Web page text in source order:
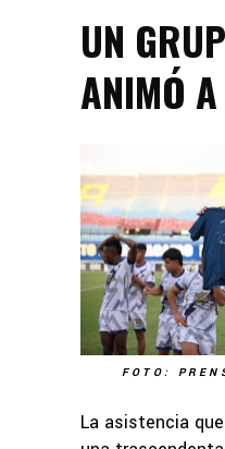
UN
ANIMÓ
FOTO:
La asistencia